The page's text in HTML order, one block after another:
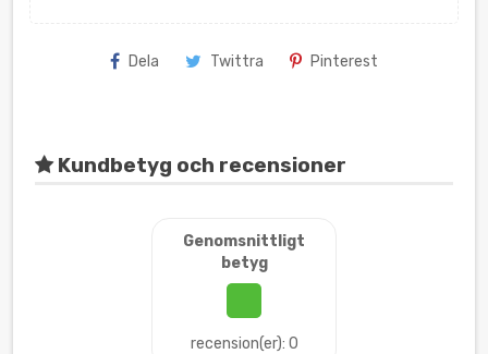
Dela Twittra Pinterest
Kundbetyg och recensioner
Genomsnittligt
betyg
recension(er): 0